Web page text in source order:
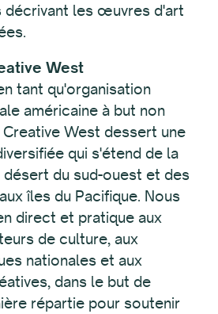
décrivant les œuvres d'art
West
tant qu'organisation
américaine à but non
Creative West dessert une
qui s'étend de la
du sud-ouest et des
îles du Pacifique. Nous
direct et pratique aux
de culture, aux
nationales et aux
dans le but de
répartie pour soutenir